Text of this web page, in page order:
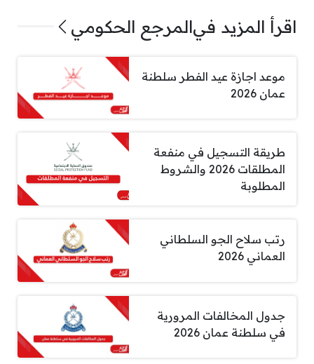
اقرأ المزيد فيالمرجع الحكومي
موعد اجازة عيد الفطر سلطنة
عمان 2026
طريقة التسجيل في منفعة
المطلقات 2026 والشروط
المطلوبة
رتب سلاح الجو السلطاني
العماني 2026
جدول المخالفات المرورية
في سلطنة عمان 2026